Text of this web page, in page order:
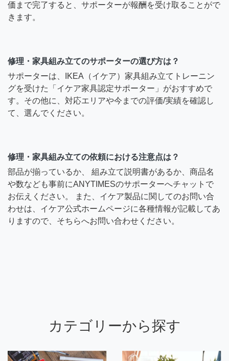
価まで完了すると、サポーターが報酬を受け取ることがで
きます。
修理・家具組み立てのサポーターの選び方は？
サポーターは、IKEA（イケア）家具組み立てトレーニン
グを受けた「イケア家具認定サポーター」がおすすめで
す。その他に、対応エリアや今までの評価/実績を確認し
て、選んでください。
修理・家具組み立ての依頼における注意点は？
部品が揃っているか、 組み立て説明書があるか、商品名
や数なども事前にANYTIMESのサポーターへチャットで
お伝えください。 また、イケア製品に関してのお問い合
わせは、イケア公式ホームページに各種情報が記載してあ
りますので、そちらへお問い合わせください。
カテゴリーから探す